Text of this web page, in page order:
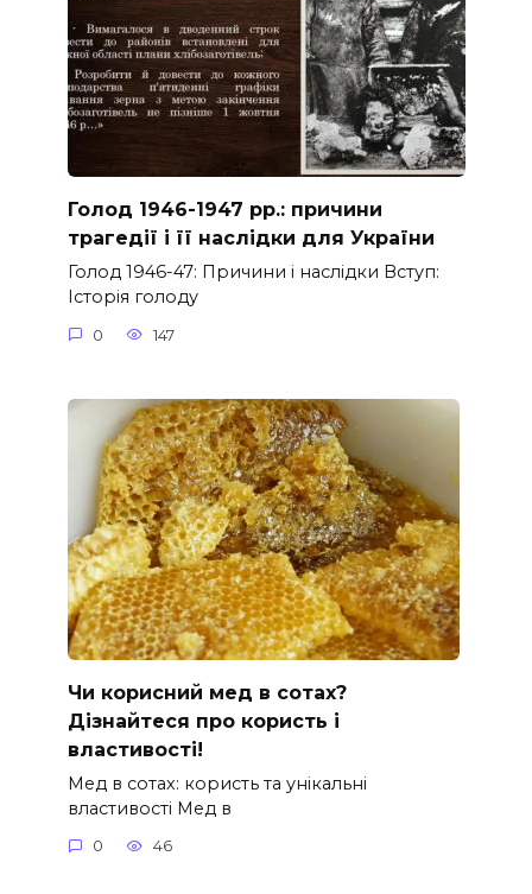
Голод 1946-1947 рр.: причини
трагедії і її наслідки для України
Голод 1946-47: Причини і наслідки Вступ:
Історія голоду
0 147
Чи корисний мед в сотах?
Дізнайтеся про користь і
властивості!
Мед в сотах: користь та унікальні
властивості Мед в
0 46